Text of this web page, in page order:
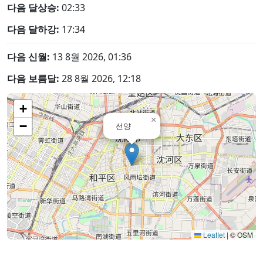
다음 달상승: 02:33
다음 달하강: 17:34
다음 신월: 13 8월 2026, 01:36
다음 보름달: 28 8월 2026, 12:18
선양
×
+
−
Leaflet |© OSM